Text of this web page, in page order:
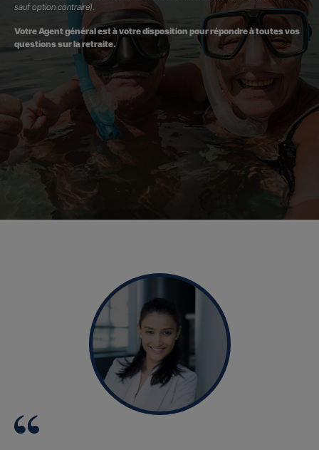
sauf option contraire).
Votre Agent général est à votre disposition pour répondre à toutes vos
questions sur la retraite.